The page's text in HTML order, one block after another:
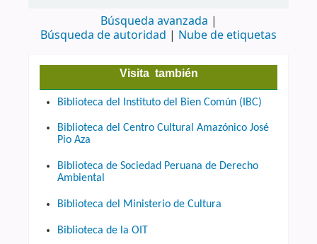
Búsqueda avanzada
Búsqueda de autoridad
Nube de etiquetas
Visita también
Biblioteca del Instituto del Bien Común (IBC)
Biblioteca del Centro Cultural Amazónico José
Pio Aza
Biblioteca de Sociedad Peruana de Derecho
Ambiental
Biblioteca del Ministerio de Cultura
Biblioteca de la OIT